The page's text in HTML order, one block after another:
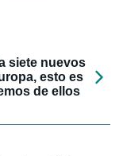
siete nuevos
esto es
de ellos